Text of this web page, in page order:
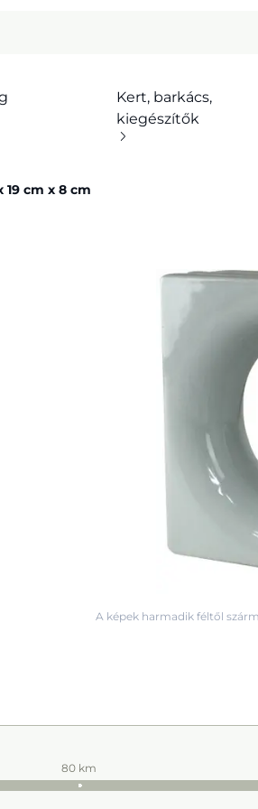
Kert, barkács,
kiegészítők
cm x 8 cm
A képek harmadik féltől
80 km